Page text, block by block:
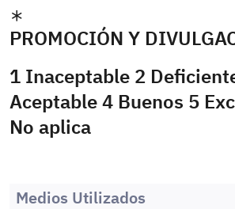
PROMOCIÓN Y
1 Inaceptable 2
Aceptable 4 Buenos 5
No aplica
Medios Utilizados